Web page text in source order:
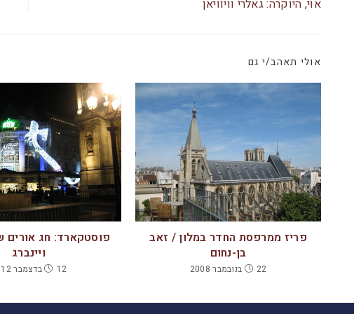
k
אוי, היוקרה: גאלרי וויוויאן
אולי תאהב/י גם
פוסטקארד: חג אורים
ויינברג
12 בדצמבר 2012
פריז ממרפסת החדר במלון / זאב
בן-נחום
22 בנובמבר 2008